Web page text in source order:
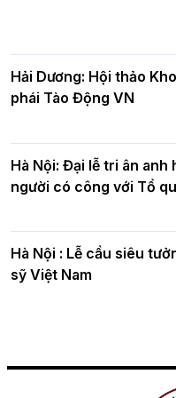
Hải Dương: Hội thảo
phái Tào Động VN
Hà Nội: Đại lễ tri ân anh
người có công với Tổ
Hà Nội : Lễ cầu siêu
sỹ Việt Nam